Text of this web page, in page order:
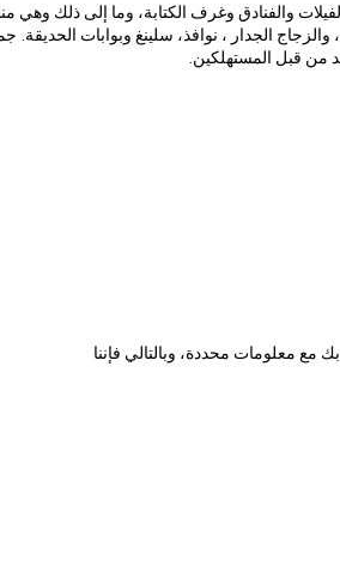
والفنادق وغرف الكتابة، وما إلى ذلك وهي
الجدار ، نوافذ، سلينغ وبوابات الحديقة.
من قبل المستهلكين.
مع معلومات محددة، وبالتالي فإننا